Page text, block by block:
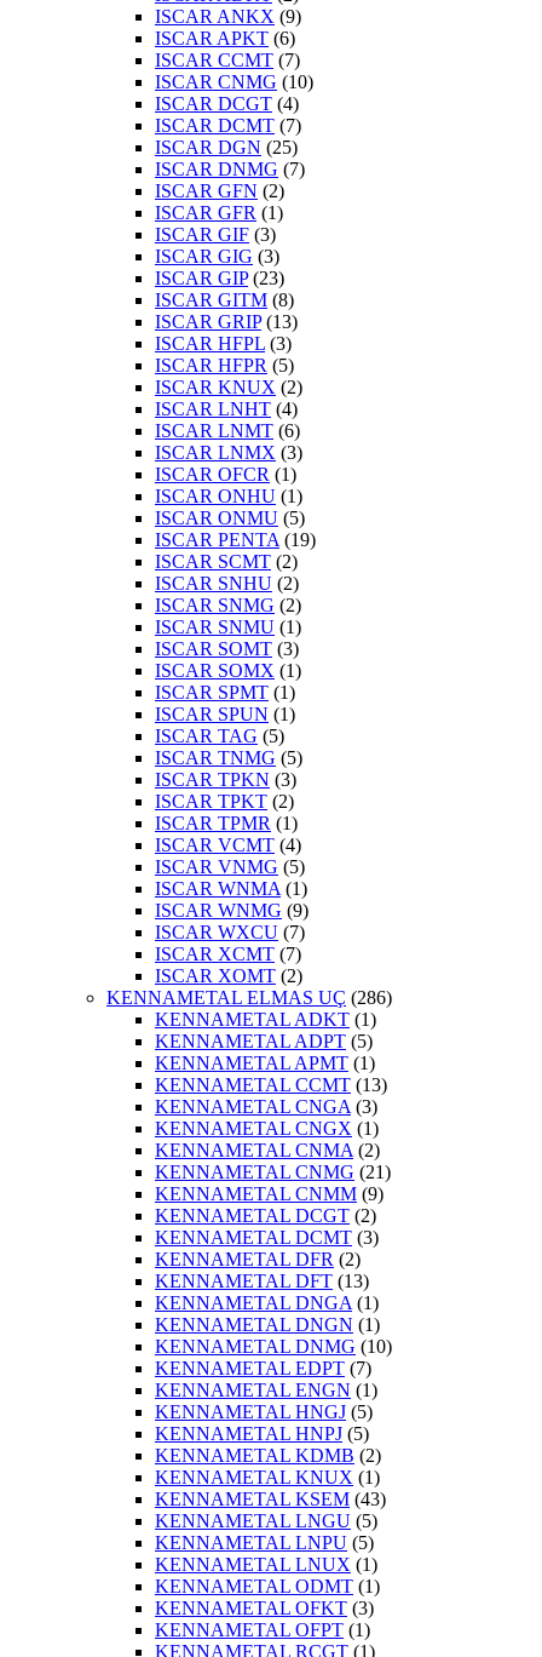
ISCAR ANKX (9)
ISCAR APKT (6)
ISCAR CCMT (7)
ISCAR CNMG (10)
ISCAR DCGT (4)
ISCAR DCMT (7)
ISCAR DGN (25)
ISCAR DNMG (7)
ISCAR GFN (2)
ISCAR GFR (1)
ISCAR GIF (3)
ISCAR GIG (3)
ISCAR GIP(23)
ISCAR GITM (8)
ISCAR GRIP(13)
ISCAR HFPL (3)
ISCAR HFPR (5)
ISCAR KNUX (2)
ISCAR LNHT (4)
ISCAR LNMT (6)
ISCAR LNMX (3)
ISCAR OFCR (1)
ISCAR ONHU (1)
ISCAR ONMU (5)
ISCAR PENTA (19)
ISCAR SCMT (2)
ISCAR SNHU (2)
ISCAR SNMG (2)
ISCAR SNMU (1)
ISCAR SOMT (3)
ISCAR SOMX (1)
ISCAR SPMT (1)
ISCAR SPUN (1)
ISCAR TAG (5)
ISCAR TNMG (5)
ISCAR TPKN (3)
ISCAR TPKT (2)
ISCAR TPMR (1)
ISCAR VCMT (4)
ISCAR VNMG (5)
ISCAR WNMA (1)
ISCAR WNMG (9)
ISCAR WXCU (7)
ISCAR XCMT (7)
ISCAR XOMT (2)
KENNAMETAL ELMAS UÇ (286)
KENNAMETAL ADKT (1)
KENNAMETAL ADPT (5)
KENNAMETAL APMT (1)
KENNAMETAL CCMT (13)
KENNAMETAL CNGA (3)
KENNAMETAL CNGX (1)
KENNAMETAL CNMA (2)
KENNAMETAL CNMG (21)
KENNAMETAL CNMM (9)
KENNAMETAL DCGT (2)
KENNAMETAL DCMT (3)
KENNAMETAL DFR (2)
KENNAMETAL DFT (13)
KENNAMETAL DNGA (1)
KENNAMETAL DNGN (1)
KENNAMETAL DNMG (10)
KENNAMETAL EDPT (7)
KENNAMETAL ENGN (1)
KENNAMETAL HNGJ (5)
KENNAMETAL HNPJ (5)
KENNAMETAL KDMB (2)
KENNAMETAL KNUX (1)
KENNAMETAL KSEM (43)
KENNAMETAL LNGU (5)
KENNAMETAL LNPU (5)
KENNAMETAL LNUX (1)
KENNAMETAL ODMT (1)
KENNAMETAL OFKT (3)
KENNAMETAL OFPT (1)
KENNAMETAL RCGT (1)